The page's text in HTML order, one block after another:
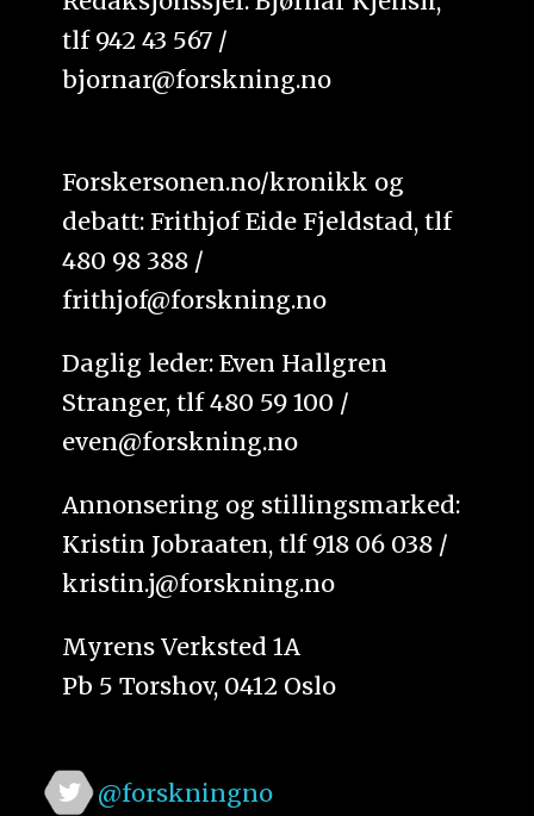
tlf 942 43 567 /
bjornar@forskning.no
Forskersonen.no/kronikk og
debatt: Frithjof Eide Fjeldstad, tlf
480 98 388 /
frithjof@forskning.no
Daglig leder: Even Hallgren
Stranger, tlf 480 59 100 /
even@forskning.no
Annonsering og stillingsmarked:
Kristin Jobraaten, tlf 918 06 038 /
kristin.j@forskning.no
Myrens Verksted 1A
Pb 5 Torshov, 0412 Oslo
@forskningno